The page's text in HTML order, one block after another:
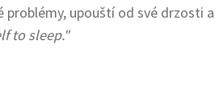
problémy, upouští od své drzosti
to sleep."